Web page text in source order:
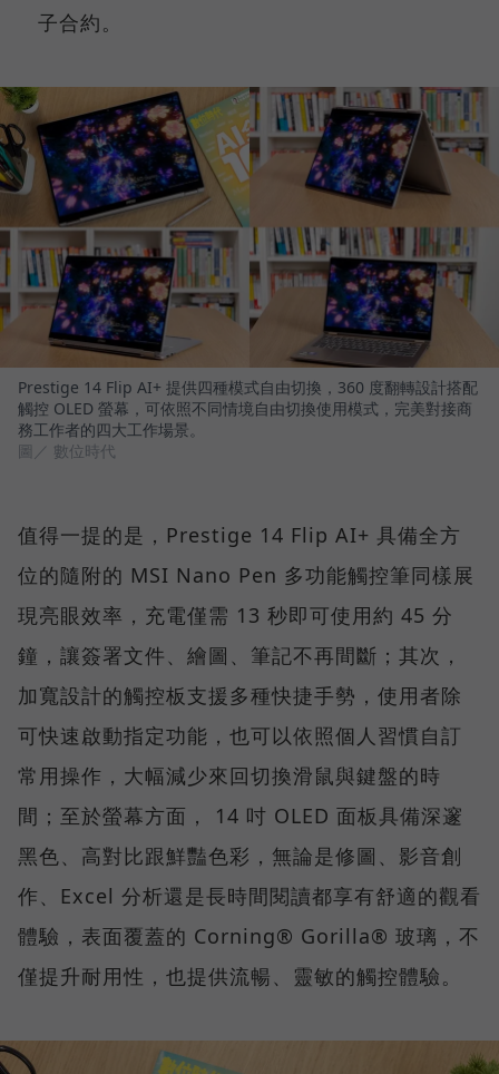
子合約。
Prestige 14 Flip AI+ 提供四種模式自由切換，360 度翻轉設計搭配
觸控 OLED 螢幕，可依照不同情境自由切換使用模式，完美對接商
務工作者的四大工作場景。
圖／ 數位時代
值得一提的是，Prestige 14 Flip AI+ 具備全方
位的隨附的 MSI Nano Pen 多功能觸控筆同樣展
現亮眼效率，充電僅需 13 秒即可使用約 45 分
鐘，讓簽署文件、繪圖、筆記不再間斷；其次，
加寬設計的觸控板支援多種快捷手勢，使用者除
可快速啟動指定功能，也可以依照個人習慣自訂
常用操作，大幅減少來回切換滑鼠與鍵盤的時
間；至於螢幕方面， 14 吋 OLED 面板具備深邃
黑色、高對比跟鮮豔色彩，無論是修圖、影音創
作、Excel 分析還是長時間閱讀都享有舒適的觀看
體驗，表面覆蓋的 Corning® Gorilla® 玻璃，不
僅提升耐用性，也提供流暢、靈敏的觸控體驗。